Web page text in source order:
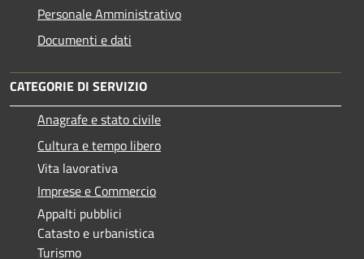
Personale Amministrativo
Documenti e dati
CATEGORIE DI SERVIZIO
Anagrafe e stato civile
Cultura e tempo libero
Vita lavorativa
Imprese e Commercio
Appalti pubblici
Catasto e urbanistica
Turismo